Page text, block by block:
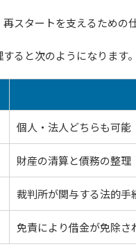
スタートを支えるための
ると次のようになります。
個人・法人どちらも可能
財産の清算と債務の整理
裁判所が関与する法的手
免責により借金が免除さ